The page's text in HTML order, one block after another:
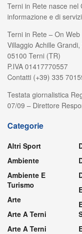
Terni in Rete nasce
informazione e di
Terni in Rete – On Web
Villaggio Achille Grandi,
05100 Terni (TR)
P.IVA 01417770557
Contatti (+39) 335
Testata giornalistica
07/09 – Direttore
Categorie
Altri Sport
Ambiente
Ambiente E
Turismo
Arte
Arte A Terni
Arte A Terni